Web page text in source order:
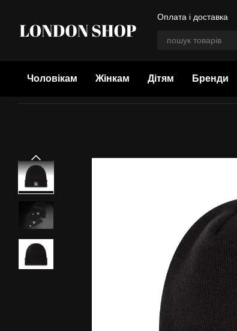
Оплата і доставка
Чоловікам Жінкам Дітям Бренди